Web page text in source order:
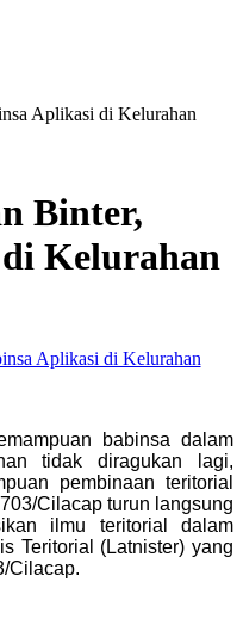
Aplikasi di Kelurahan
Binter,
Kelurahan
babinsa dalam
tidak diragukan lagi,
pembinaan teritorial
Cilacap turun langsung
ilmu teritorial dalam
Teritorial (Latnister) yang
Cilacap.